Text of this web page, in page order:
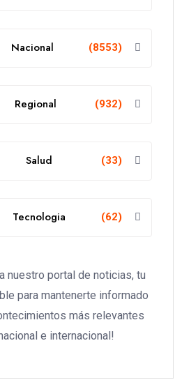
Nacional (8553)
Regional (932)
Salud (33)
Tecnologia (62)
nuestro portal de noticias, tu
para mantenerte informado
más relevantes
e internacional!